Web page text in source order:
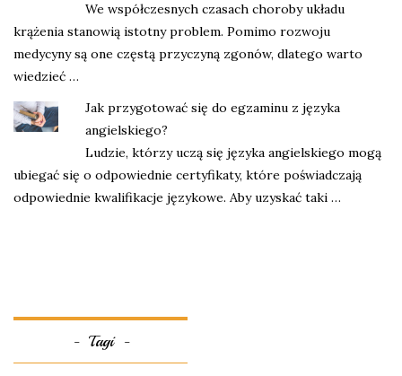
We współczesnych czasach choroby układu
krążenia stanowią istotny problem. Pomimo rozwoju
medycyny są one częstą przyczyną zgonów, dlatego warto
wiedzieć …
Jak przygotować się do egzaminu z języka
angielskiego?
Ludzie, którzy uczą się języka angielskiego mogą
ubiegać się o odpowiednie certyfikaty, które poświadczają
odpowiednie kwalifikacje językowe. Aby uzyskać taki …
Tagi